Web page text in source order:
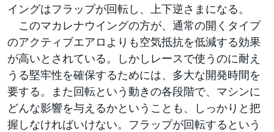
イングはフラップが回転し、上下逆さまになる。
このマカレナウイングの方が、通常の開くタイプ
のアクティブエアロよりも空気抵抗を低減する効果
が高いとされている。しかしレースで使うのに耐え
うる堅牢性を確保するためには、多大な開発時間を
要する。また回転という動きの各段階で、マシンに
どんな影響を与えるかということも、しっかりと把
握しなければいけない。フラップが回転するという